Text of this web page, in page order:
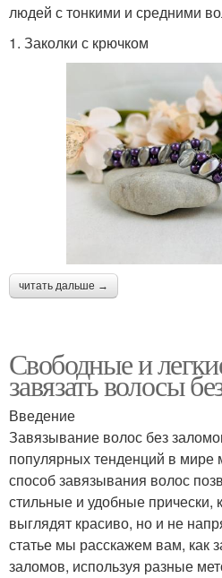
людей с тонкими и средними
1. Заколки с крючком
читать дальше →
Свободные и
завязать волосы
Введение
Завязывание волос без
популярных тенденций в мире
способ завязывания волос
стильные и удобные прически,
выглядят красиво, но и не
статье мы расскажем вам, как
заломов, используя разные